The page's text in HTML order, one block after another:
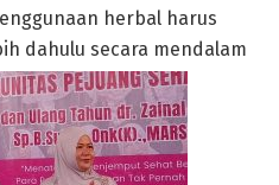
herbal harus
dahulu secara mendalam